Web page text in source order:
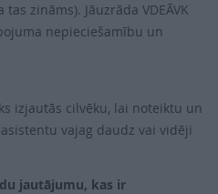
zināms). Jāuzrāda VDEĀVK
nepieciešamību un
izjautās cilvēku, lai noteiktu un
vajag daudz vai vidēji
jautājumu, kas ir